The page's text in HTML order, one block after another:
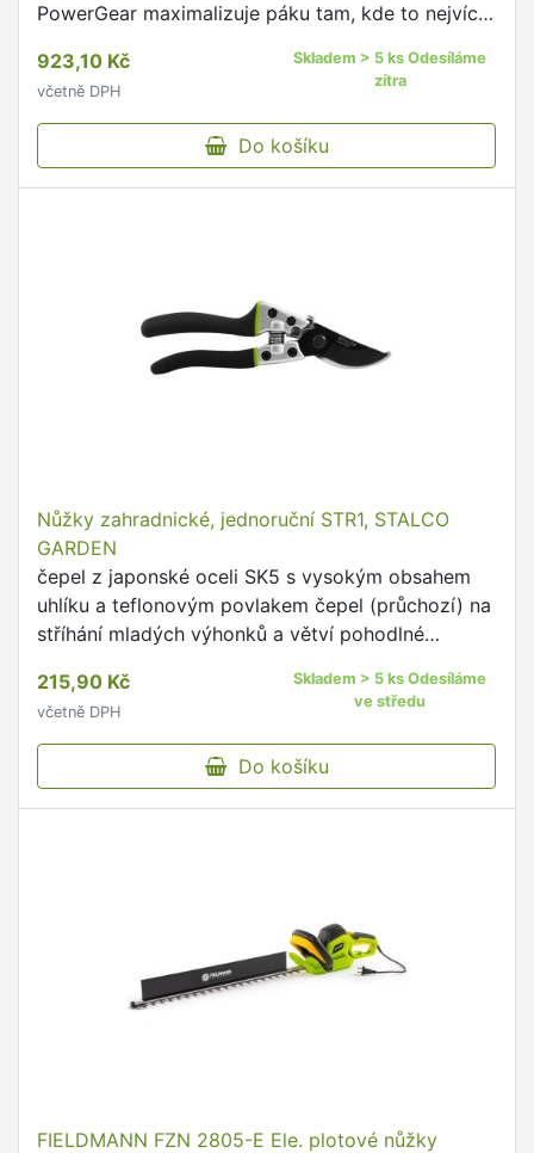
PowerGear maximalizuje páku tam, kde to nejvíce
Maximální průměr střihu 24 …
923,10 Kč
včetně DPH
Skladem > 5 ks Odesíláme
zítra
Do košíku
Nůžky zahradnické, jednoruční STR1, STALCO
GARDEN
čepel z japonské oceli SK5 s vysokým obsahem
uhlíku a teflonovým povlakem čepel (průchozí) na
stříhání mladých výhonků a větví pohodlné
rostliny a jejich …
215,90 Kč
včetně DPH
Skladem > 5 ks Odesíláme
ve středu
Do košíku
FIELDMANN FZN 2805-E Ele. plotové nůžky